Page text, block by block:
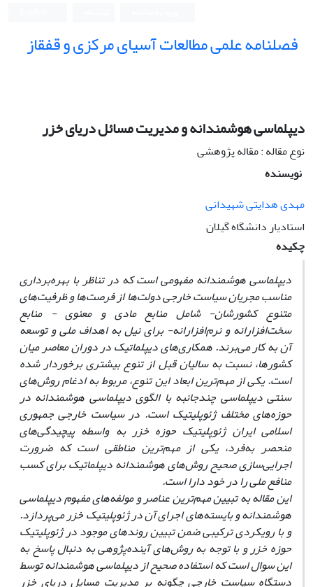
فصلنامه علمی مطالعات آسیای مرکزی و قفقاز
دیپلماسی هوشمندانه و مدیریت مسائل دریای خزر
نوع مقاله : مقاله پژوهشی
نویسنده
مهدی هدایتی شهیدانی
استادیار دانشگاه گیلان
چکیده
دیپلماسی هوشمندانه مفهومی است که در تناظر با بهره‌برداری
مناسب مجریان سیاست خارجی دولت‌ها از فرصت‌ها و ظرفیت‌های
متنوع کشورشان- شامل منابع مادی و معنوی - منابع
سخت‌افزارانه و نرم‌افزارانه- برای نیل به اهداف ملی و توسعه
آن به کار می‌برند. همکاری‌های دیپلماتیک در دوران معاصر میان
کشورها، نسبت به سالیان قبل از تنوع بیشتری برخوردار شده
است. یکی از مهم‌ترین ابعاد این تنوع، مربوط به ادغام روش‌های
سنتی دیپلماسی چندجانبه با الگوی دیپلماسی هوشمندانه در
حوزه‌های مختلف ژئوپلیتیک است. در سیاست خارجی جمهوری
اسلامی ایران ژئوپلیتیک حوزه خزر به واسطه پیچیدگی‌های
منحصر به‌فرد، یکی از مهم‌ترین مناطقی است که ضرورت
اجرایی‌سازی صحیح روش‌های هوشمندانه دیپلماتیک برای کسب
منافع ملی را در خود دارا است.
این مقاله به تبیین مهم‌ترین عناصر و مولفه‌های مفهوم دیپلماسی
هوشمندانه و بایسته‌های اجرای آن در ژئوپلیتیک خزر می‌پردازد.
و با رویکردی ترکیبی ضمن تبیین روندهای موجود در ژئوپلیتیک
حوزه خزر و با توجه به روش‌های آینده‌پژوهی به دنبال پاسخ به
این سوال است که استفاده صحیح از دیپلماسی هوشمندانه توسط
دستگاه سیاست خارجی چگونه بر مدیریت مسایل دریای خزر